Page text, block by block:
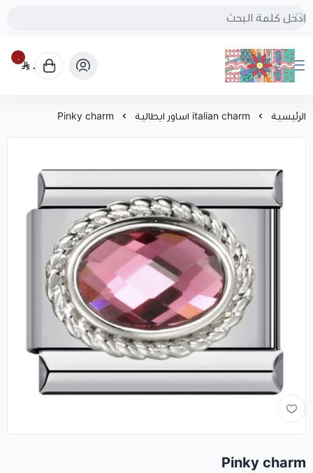
بُنجرة
٠
٠
الرئيسية italian charm اساور ايطالية Pinky charm
Pinky charm